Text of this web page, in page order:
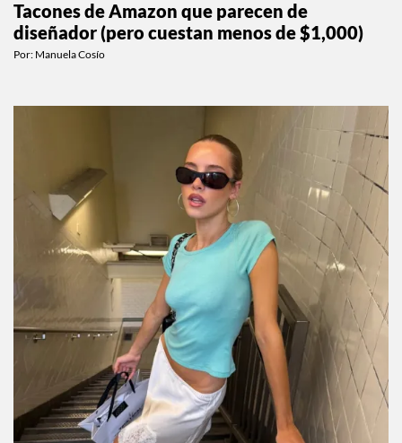
Tacones de Amazon que parecen de
diseñador (pero cuestan menos de $1,000)
Por: Manuela Cosío